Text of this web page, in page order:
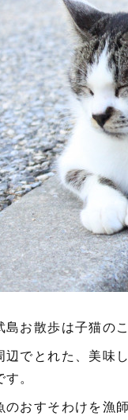
島お散歩は子猫の
辺でとれた、美味
。
のおすそわけを漁